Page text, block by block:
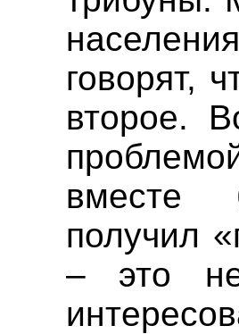
говорят,
второе.
вместе
получил
– это